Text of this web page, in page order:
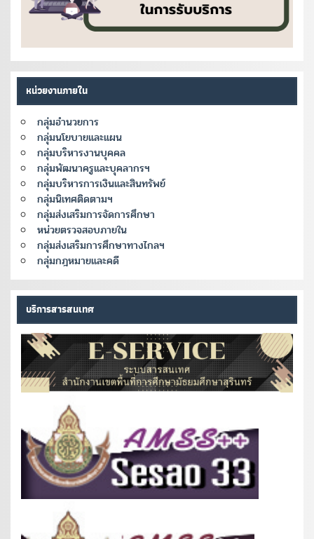
หน่วยงานภายใน
กลุ่มอำนวยการ
กลุ่มนโยบายและแผน
กลุ่มบริหารงานบุคคล
กลุ่มพัฒนาครูและบุคลากรฯ
กลุ่มบริหารการเงินและสินทรัพย์
กลุ่มนิเทศติดตามฯ
กลุ่มส่งเสริมการจัดการศึกษา
หน่วยตรวจสอบภายใน
กลุ่มส่งเสริมการศึกษาทางไกลฯ
กลุ่มกฎหมายและคดี
บริการสารสนเทศ